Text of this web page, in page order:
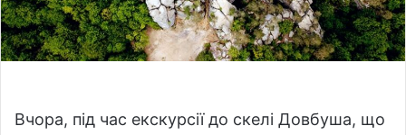
Вчора, під час екскурсії до скелі Довбуша, що